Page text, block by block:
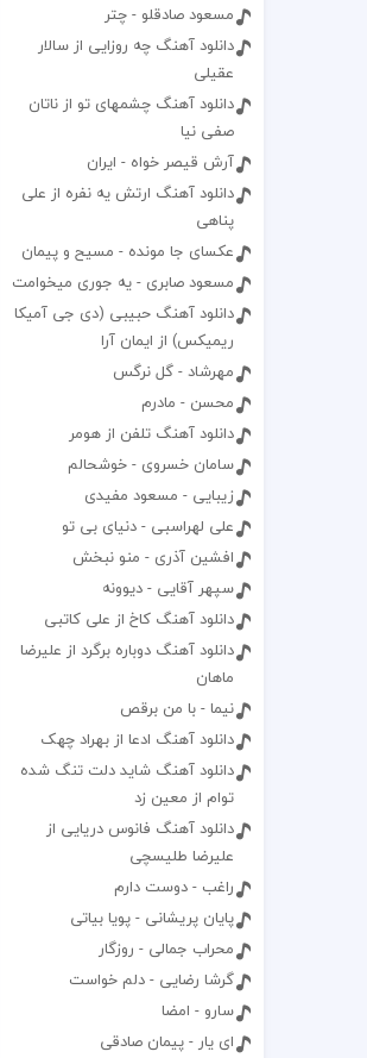
مسعود صادقلو - چتر
دانلود آهنگ چه روزایی از سالار
عقیلی
دانلود آهنگ چشمهای تو از ناتان
صفی نیا
آرش قیصر خواه - ایران
دانلود آهنگ ارتش یه نفره از علی
پناهی
عکسای جا مونده - مسیح و پیمان
مسعود صابری - یه جوری میخوامت
دانلود آهنگ حبیبی (دی جی آمیکا
ریمیکس) از ایمان آرا
مهرشاد - گل نرگس
محسن - مادرم
دانلود آهنگ تلفن از هومر
سامان خسروی - خوشحالم
زیبایی - مسعود مفیدی
علی لهراسبی - دنیای بی تو
افشین آذری - منو نبخش
سپهر آقایی - دیوونه
دانلود آهنگ کاخ از علی کاتبی
دانلود آهنگ دوباره برگرد از علیرضا
ماهان
نیما - با من برقص
دانلود آهنگ ادعا از بهراد چهک
دانلود آهنگ شاید دلت تنگ شده
توام از معین زد
دانلود آهنگ فانوس دریایی از
علیرضا طلیسچی
راغب - دوست دارم
پایان پریشانی - پویا بیاتی
محراب جمالی - روزگار
گرشا رضایی - دلم خواست
سارو - امضا
ای یار - پیمان صادقی